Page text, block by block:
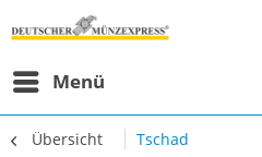
Menü
Übersicht Tschad